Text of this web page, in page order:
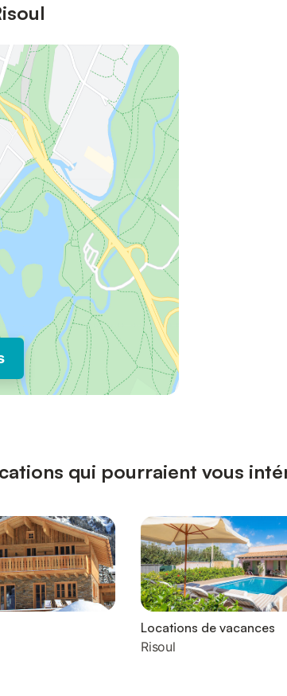
qui pourraient vous
Locations de vacances
Risoul